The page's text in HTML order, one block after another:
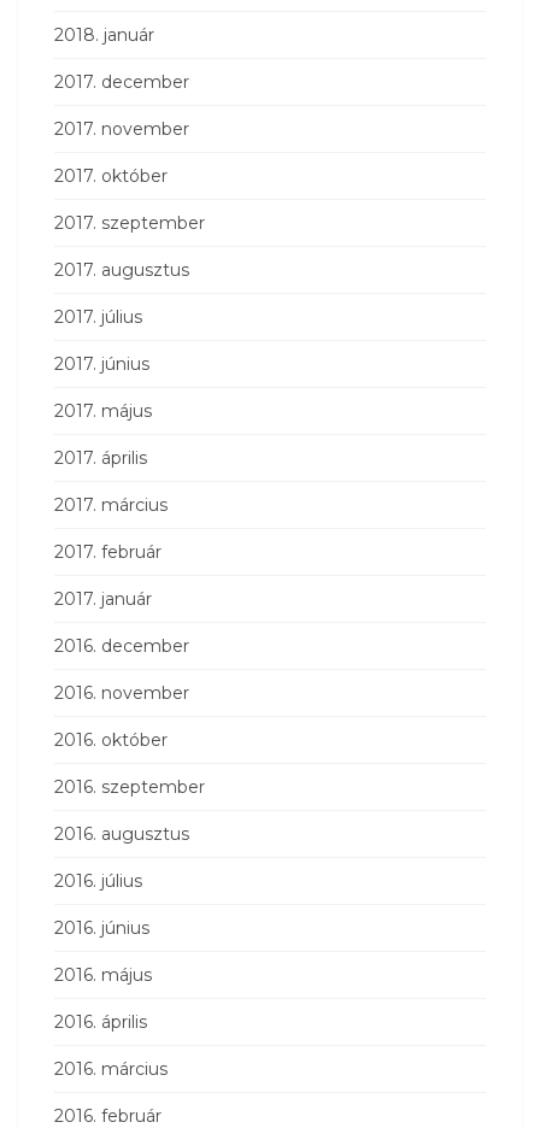
2018. január
2017. december
2017. november
2017. október
2017. szeptember
2017. augusztus
2017. július
2017. június
2017. május
2017. április
2017. március
2017. február
2017. január
2016. december
2016. november
2016. október
2016. szeptember
2016. augusztus
2016. július
2016. június
2016. május
2016. április
2016. március
2016. február